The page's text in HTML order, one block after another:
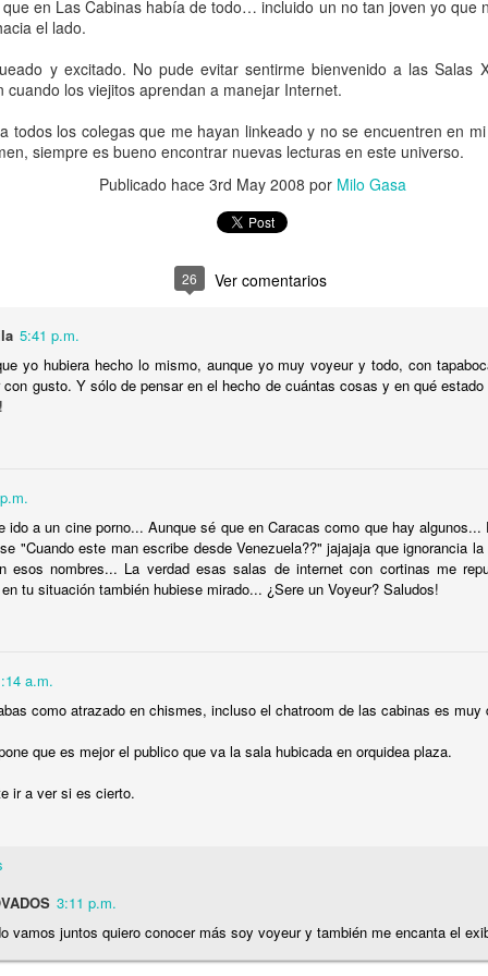
en Las Cabinas había de todo… incluido un no tan joven yo que
el lado.
y excitado. No pude evitar sentirme bienvenido a las
cuando los viejitos aprendan a manejar Internet.
a todos los colegas que me hayan linkeado y no se encuentren en
siempre es bueno encontrar nuevas lecturas en este universo.
Publicado hace 3rd May 2008 por Milo Gasa
26 Ver comentarios
5:41 p.m.
yo hubiera hecho lo mismo, aunque yo muy voyeur y todo, con
gusto. Y sólo de pensar en el hecho de cuántas cosas y en qué
ido a un cine porno... Aunque sé que en Caracas como que hay
"Cuando este man escribe desde Venezuela??" jajajaja que ignorancia
esos nombres... La verdad esas salas de internet con cortinas me
tu situación también hubiese mirado... ¿Sere un Voyeur? Saludos!
a.m.
como atrazado en chismes, incluso el chatroom de las cabinas es muy
que es mejor el publico que va la sala hubicada en orquidea plaza.
ir a ver si es cierto.
3:11 p.m.
vamos juntos quiero conocer más soy voyeur y también me encanta el
de sí. El indígena soy yo, pero la blanquita, con su cirio
que la superstición también puede ser gringa, rubia y
ritual ocuparon sesudos debates en nuestra mesa del
no darle mayor importancia. Creímos habernos reído lo
Eso hasta que empezamos a reparar en su compañero a
Will. Bajito, más bien maluquito de cara y con un
mima, mi mamá me ama” a los cuatro vientos. Las piernas de
un cacorro, no le alcanzaban para compensar sus demás
fue una bermuda que le caía unos 25 cm arriba de
se intensificaron en cuanto la parejita entró en crisis.
en el hogar de Will y Grace una tarde de viernes
Que Will hubiera hecho chirriar las llantas del carro
espectacular que lo que ocurrió luego. Grace salió a
los maricas de la casa del frente acabaron escuchándolo
a quien estuviera al otro lado de la línea no incluía
pero mientras le ponía fertilizante a Judy Garland, la
“Creo que Grace le olió el pandebono a Will”. Mi señor
oído aguzado, se enteró también de que su presencia la
su culpa, "the more he stays, the more he fucks me over",
el show de Will y Grace se convirtió en el programa con
el porche con nuestros cocteles, unas tardes sí y otras
que se emitía desde el porche del frente. Imposible decir
vicioso impuesto por el contrato de arrendamiento: no
en reconciliaciones que terminaban en peleas.
Grace se veía contenta, probablemente porque Will
compró unos cuantos
sentido de la moda y horas de más en el gimnasio que él
CeCe Peniston entrando en escena.
the man of my dreams / The one who shows me true love, or
skin and curly black hair / It's just the way he looks at me,